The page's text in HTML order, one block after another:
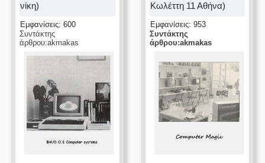
νίκη)
Εμφανίσεις: 600
Συντάκτης
άρθρου:akmakas
Κωλέττη 11 Αθήνα)
Εμφανίσεις: 953
Συντάκτης
άρθρου:akmakas